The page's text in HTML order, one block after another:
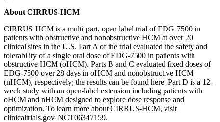
About CIRRUS-HCM
CIRRUS-HCM is a multi-part, open label trial of EDG-7500 in
patients with obstructive and nonobstructive HCM at over 20
clinical sites in the U.S. Part A of the trial evaluated the safety and
tolerability of a single oral dose of EDG-7500 in patients with
obstructive HCM (oHCM). Parts B and C evaluated fixed doses of
EDG-7500 over 28 days in oHCM and nonobstructive HCM
(nHCM), respectively; the results can be found here. Part D is a 12-
week study with an open-label extension including patients with
oHCM and nHCM designed to explore dose response and
optimization. To learn more about CIRRUS-HCM, visit
clinicaltrials.gov, NCT06347159.